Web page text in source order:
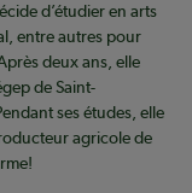
d’étudier en arts
entre autres pour
deux ans, elle
de Saint-
ses études, elle
agricole de